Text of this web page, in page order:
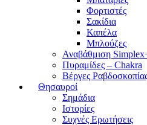
Φορτιστές
Σακίδια
Καπέλα
Μπλούζες
Αναβάθμιση
Πυραμίδες – Chakra
Βέργες
Θησαυροί
Σημάδια
Ιστορίες
Συχνές Ερωτήσεις